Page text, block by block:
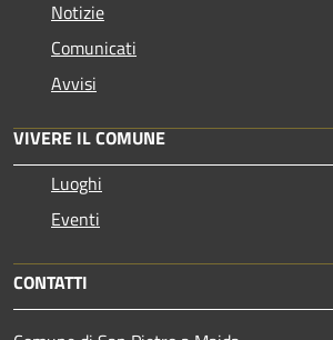
Notizie
Comunicati
Avvisi
VIVERE IL COMUNE
Luoghi
Eventi
CONTATTI